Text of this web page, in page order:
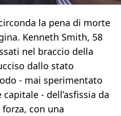
la pena di morte
Kenneth Smith, 58
nel braccio della
dallo stato
- mai sperimentato
- dell’asfissia da
con una